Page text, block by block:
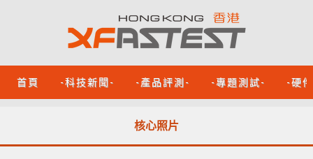
首頁 -科技新聞- -產品評測- -專題測試- -硬
核心照片